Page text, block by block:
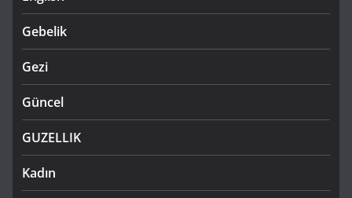
Gebelik
Gezi
Güncel
GUZELLIK
Kadın